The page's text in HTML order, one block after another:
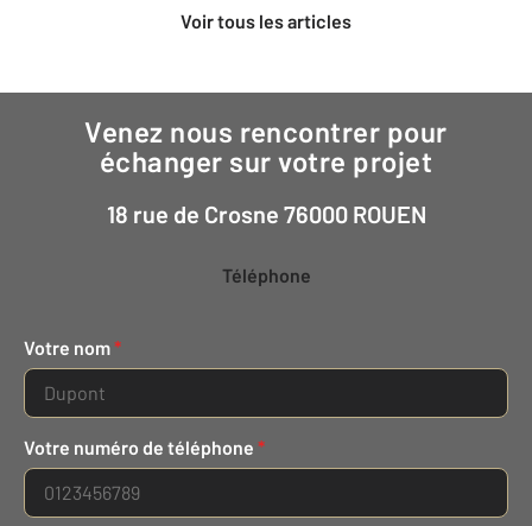
Voir tous les articles
Venez nous rencontrer pour
échanger sur votre projet
18 rue de Crosne 76000 ROUEN
Téléphone
Votre nom*
Votre numéro de téléphone *